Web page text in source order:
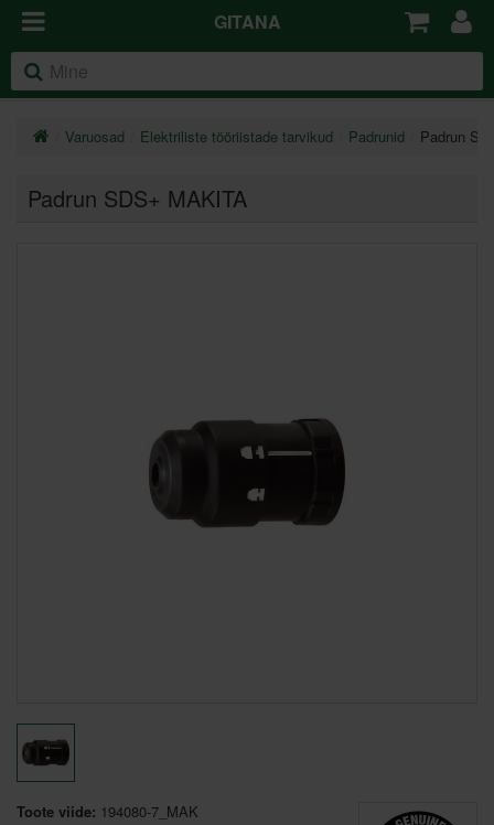
GITANA
Varuosad Elektriliste tööriistade tarvikud Padrunid Padrun
Padrun SDS+ MAKITA
Toote viide: 194080-7_MAK